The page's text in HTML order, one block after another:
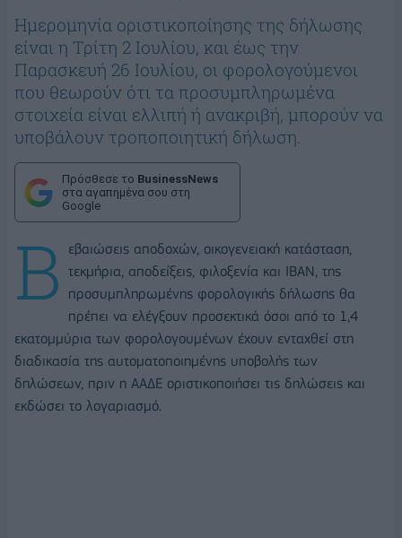
Ημερομηνία οριστικοποίησης της δήλωσης
είναι η Τρίτη 2 Ιουλίου, και έως την
Παρασκευή 26 Ιουλίου, οι φορολογούμενοι
που θεωρούν ότι τα προσυμπληρωμένα
στοιχεία είναι ελλιπή ή ανακριβή, μπορούν να
υποβάλουν τροποποιητική δήλωση.
Πρόσθεσε το BusinessNews
στα αγαπημένα σου στη
Google
Β
εβαιώσεις αποδοχών, οικογενειακή κατάσταση,
τεκμήρια, αποδείξεις, φιλοξενία και ΙΒΑΝ, της
προσυμπληρωμένης φορολογικής δήλωσης θα
πρέπει να ελέγξουν προσεκτικά όσοι από το 1,4
εκατομμύρια των φορολογουμένων έχουν ενταχθεί στη
διαδικασία της αυτοματοποιημένης υποβολής των
δηλώσεων, πριν η ΑΑΔΕ οριστικοποιήσει τις δηλώσεις και
εκδώσει το λογαριασμό.